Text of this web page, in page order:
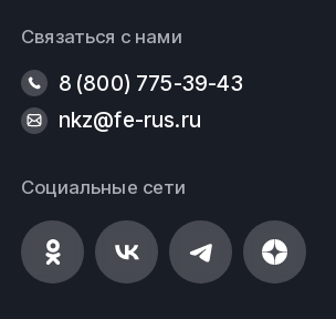
Купить Тройник полипропилен из
тройников. Узнать цену, условия
другие вопросы, касательно
можете, позвонив по телефону или
8 (800) 775-39-43
nkz@fe-rus.ru
Связаться с нами
8 (800) 775-39-43
nkz@fe-rus.ru
Социальные сети